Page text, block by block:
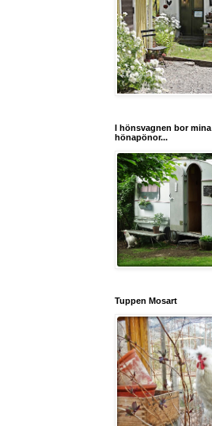
I hönsvagnen bor mina
hönapönor...
Tuppen Mosart